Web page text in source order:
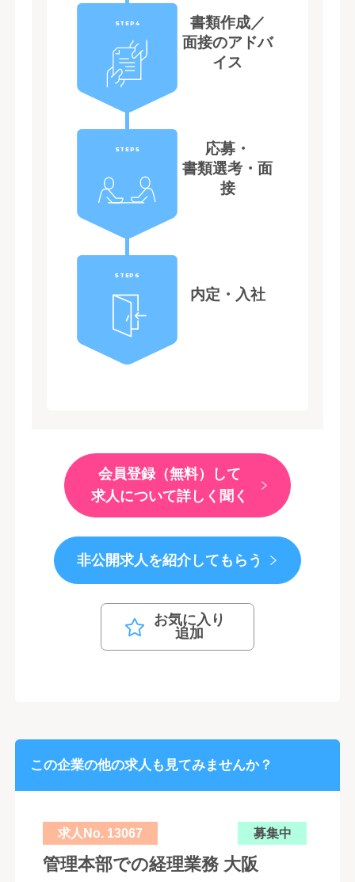
STEP4
書類作成／
面接のアドバ
イス
STEP5
応募・
書類選考・面
接
STEP6
内定・入社
会員登録（無料）して
求人について詳しく聞く
非公開求人を紹介してもらう
お気に入り
追加
この企業の他の求人も見てみませんか？
求人No. 13067 募集中
管理本部での経理業務 大阪